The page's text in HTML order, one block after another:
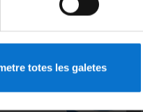
totes les galetes
es